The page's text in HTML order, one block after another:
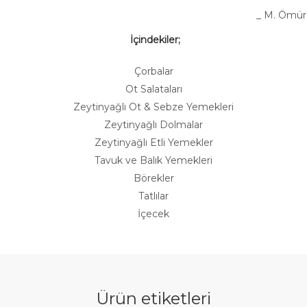
M. Ömür
İçindekiler;
Çorbalar
Ot Salataları
Zeytinyağlı Ot & Sebze Yemekleri
Zeytinyağlı Dolmalar
Zeytinyağlı Etli Yemekler
Tavuk ve Balık Yemekleri
Börekler
Tatlılar
İçecek
Ürün etiketleri